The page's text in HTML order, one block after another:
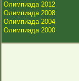
Олимпиада 2012
Олимпиада 2008
Олимпиада 2004
Олимпиада 2000